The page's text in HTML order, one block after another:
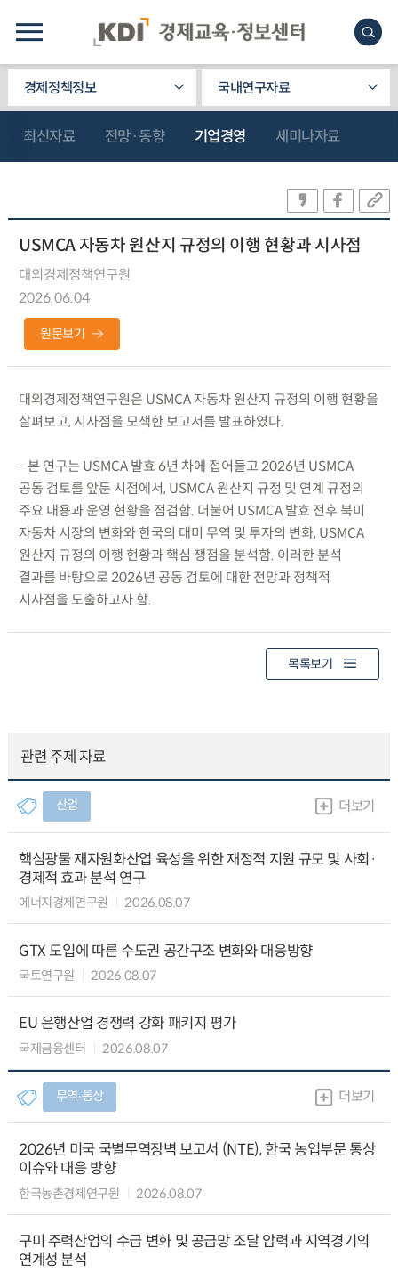
경제정책정보 국내연구자료
최신자료 전망·동향 기업경영 세미나자료
USMCA 자동차 원산지 규정의 이행 현황과 시사점
대외경제정책연구원
2026.06.04
원문보기
대외경제정책연구원은 USMCA 자동차 원산지 규정의 이행 현황을
살펴보고, 시사점을 모색한 보고서를 발표하였다.
- 본 연구는 USMCA 발효 6년 차에 접어들고 2026년 USMCA
공동 검토를 앞둔 시점에서, USMCA 원산지 규정 및 연계 규정의
주요 내용과 운영 현황을 점검함. 더불어 USMCA 발효 전후 북미
자동차 시장의 변화와 한국의 대미 무역 및 투자의 변화, USMCA
원산지 규정의 이행 현황과 핵심 쟁점을 분석함. 이러한 분석
결과를 바탕으로 2026년 공동 검토에 대한 전망과 정책적
시사점을 도출하고자 함.
목록보기
관련 주제 자료
산업 더보기
핵심광물 재자원화산업 육성을 위한 재정적 지원 규모 및 사회·
경제적 효과 분석 연구
에너지경제연구원 2026.08.07
GTX 도입에 따른 수도권 공간구조 변화와 대응방향
국토연구원 2026.08.07
EU 은행산업 경쟁력 강화 패키지 평가
국제금융센터 2026.08.07
무역∙통상 더보기
2026년 미국 국별무역장벽 보고서 (NTE), 한국 농업부문 통상
이슈와 대응 방향
한국농촌경제연구원 2026.08.07
구미 주력산업의 수급 변화 및 공급망 조달 압력과 지역경기의
연계성 분석